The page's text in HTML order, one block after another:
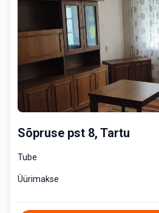
Sõpruse pst 8, Tartu
Tube
Üürimakse